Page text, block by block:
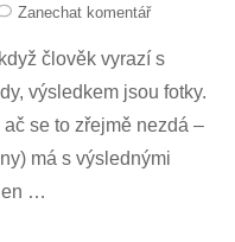
Zanechat komentářna
překvapivý
fakt
člověk vyrazí s
výsledkem jsou fotky.
se to zřejmě nezdá –
má s výslednými
…